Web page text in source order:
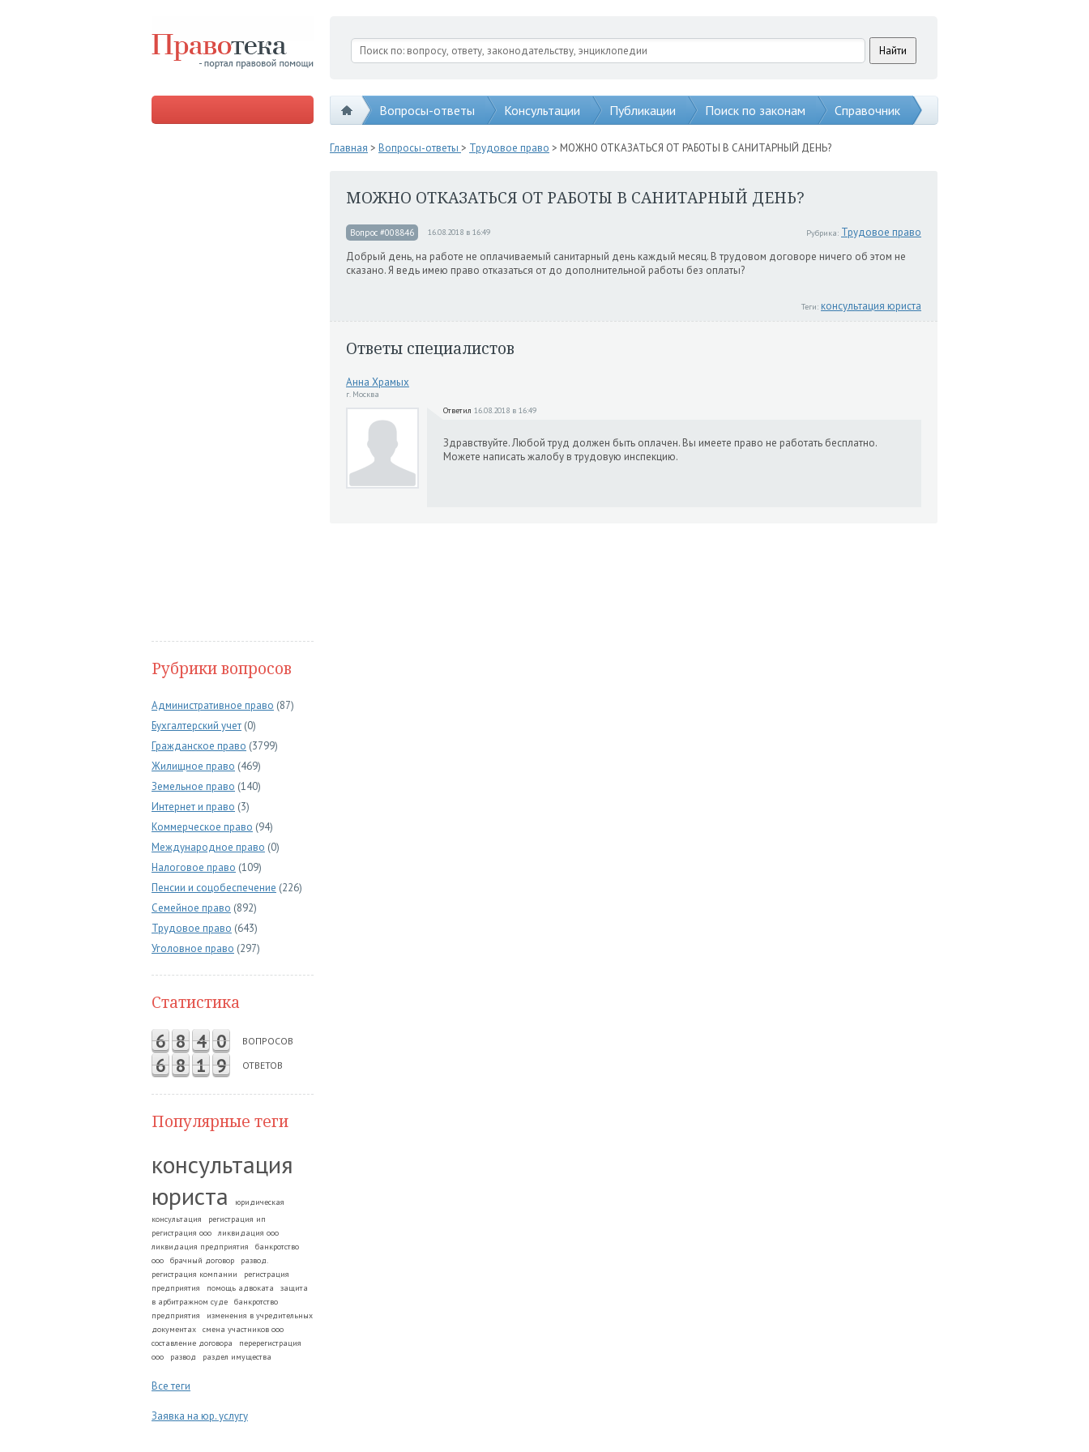
Вопросы-ответы Консультации Публикации Поиск по законам Справочник
Рубрики вопросов
Административное право (87)
Бухгалтерский учет (0)
Гражданское право (3799)
Жилищное право (469)
Земельное право (140)
Интернет и право (3)
Коммерческое право (94)
Международное право (0)
Налоговое право (109)
Пенсии и соцобеспечение (226)
Семейное право (892)
Трудовое право (643)
Уголовное право (297)
Статистика
6 8 4 0 ВОПРОСОВ
6 8 1 9 ОТВЕТОВ
Популярные теги
консультация
юриста
юридическая
консультация
регистрация ип
регистрация ооо
ликвидация ооо
ликвидация предприятия
банкротство
ооо
брачный договор
развод.
регистрация компании
регистрация
предприятия
помощь адвоката
защита
в арбитражном суде
банкротство
предприятия
изменения в учредительных
документах
смена участников ооо
составление договора
перерегистрация
ооо
развод раздел имущества
Все теги
Заявка на юр. услугу
Главная > Вопросы-ответы > Трудовое право > МОЖНО ОТКАЗАТЬСЯ ОТ РАБОТЫ В САНИТАРНЫЙ ДЕНЬ?
МОЖНО ОТКАЗАТЬСЯ ОТ РАБОТЫ В САНИТАРНЫЙ ДЕНЬ?
Вопрос #008846 16.08.2018 в 16:49 Рубрика: Трудовое право
Добрый день, на работе не оплачиваемый санитарный день каждый месяц. В трудовом договоре ничего об этом не
сказано. Я ведь имею право отказаться от до дополнительной работы без оплаты?
Теги: консультация юриста
Ответы специалистов
Анна Храмых
г. Москва
Ответил 16.08.2018 в 16:49
Здравствуйте. Любой труд должен быть оплачен. Вы имеете право не работать бесплатно.
Можете написать жалобу в трудовую инспекцию.